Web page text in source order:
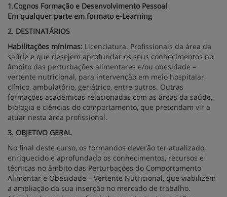
1.Cognos Formação e Desenvolvimento Pessoal
Em qualquer parte em formato e-Learning
2. DESTINATÁRIOS
Habilitações mínimas: Licenciatura. Profissionais da área da
saúde e que desejem aprofundar os seus conhecimentos no
âmbito das perturbações alimentares e/ou obesidade –
vertente nutricional, para intervenção em meio hospitalar,
clínico, ambulatório, geriátrico, entre outros. Outras
formações académicas relacionadas com as áreas da saúde,
biologia e ciências do comportamento, que pretendam vir a
atuar nesta área profissional.
3. OBJETIVO GERAL
No final deste curso, os formandos deverão ter atualizado,
enriquecido e aprofundado os conhecimentos, recursos e
técnicas no âmbito das Perturbações do Comportamento
Alimentar e Obesidade – Vertente Nutricional, que viabilizem
a ampliação da sua inserção no mercado de trabalho.